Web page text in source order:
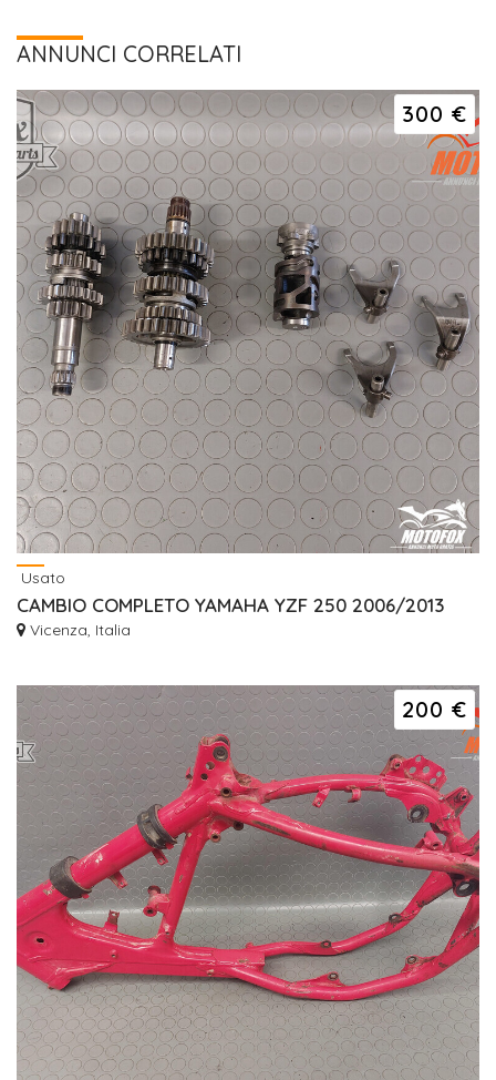
ANNUNCI CORRELATI
300 €
Usato
CAMBIO COMPLETO YAMAHA YZF 250 2006/2013
Vicenza, Italia
200 €